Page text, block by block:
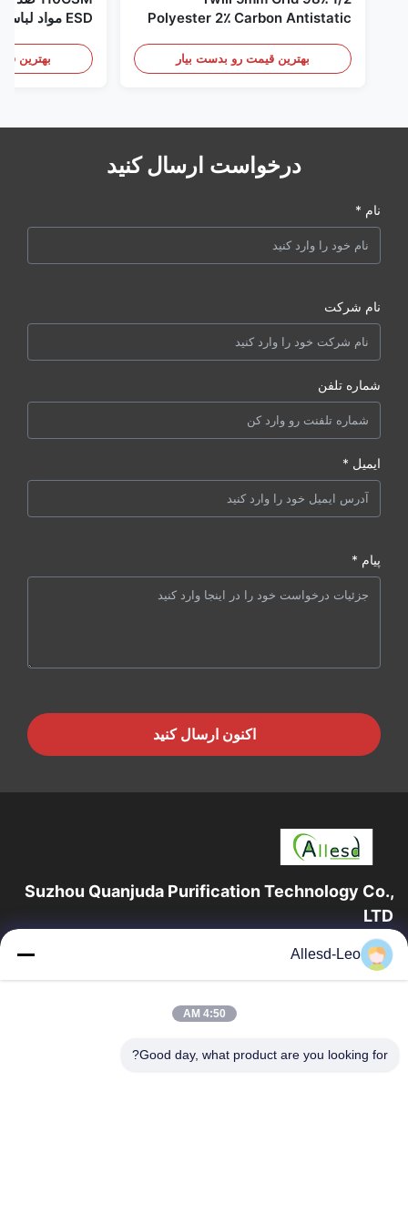
Polyester 2٪ Carbon Antistatic
بهترین قیمت رو بدست بیار
ESD مواد لباس
بهترین
درخواست ارسال کنید
نام *
نام شرکت
شماره تلفن
ایمیل *
پیام *
اکنون ارسال کنید
Suzhou Quanjuda Purification Technology Co.,
LTD
16 سال تجربه، به عنوان یک تولید کننده و صادر کننده پیشرو محصولات
صفحه اصلی
محصولات
Allesd-Leo
4:50 AM
Good day, what product are you looking for?